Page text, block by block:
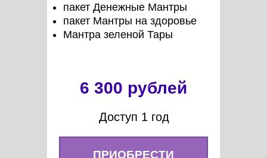
пакет Денежные Мантры
пакет Мантры на здоровье
Мантра зеленой Тары
6 300 рублей
ПРИОБРЕСТИ
Доступ 1 год